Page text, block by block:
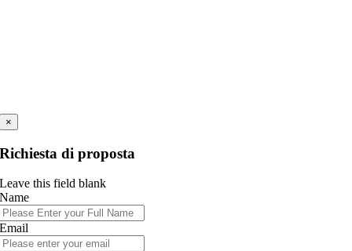
×
Richiesta di proposta
Leave this field blank
Name
Email